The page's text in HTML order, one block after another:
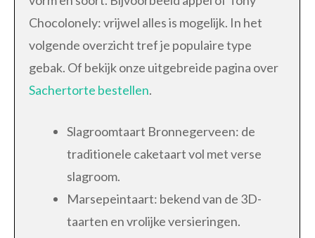
Chocolonely: vrijwel alles is mogelijk. In het
volgende overzicht tref je populaire type
gebak. Of bekijk onze uitgebreide pagina over
Sachertorte bestellen.
Slagroomtaart Bronnegerveen: de
traditionele caketaart vol met verse
slagroom.
Marsepeintaart: bekend van de 3D-
taarten en vrolijke versieringen.